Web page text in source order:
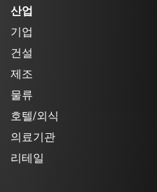
산업
기업
건설
제조
물류
호텔/외식
의료기관
리테일